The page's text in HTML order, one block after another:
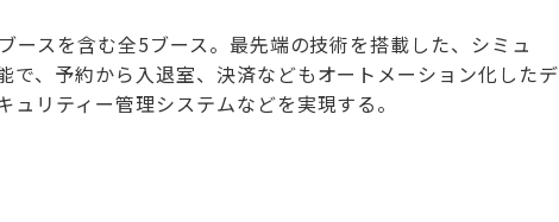
ースを含む全5ブース。最先端の技術を搭載した、シミュ
で、予約から入退室、決済などもオートメーション化したデ
リティー管理システムなどを実現する。